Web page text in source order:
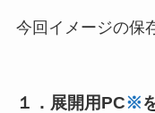
今回イメージの保
１．展開用PC※